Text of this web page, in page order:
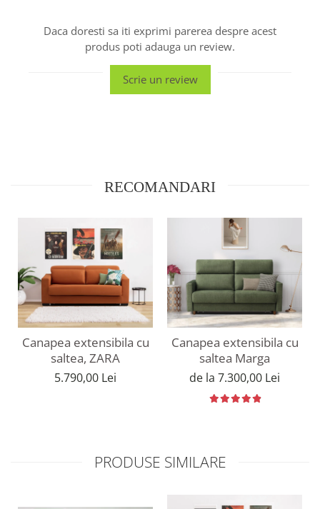
Daca doresti sa iti exprimi parerea despre acest
produs poti adauga un review.
Scrie un review
RECOMANDARI
Canapea extensibila cu
saltea, ZARA
5.790,00 Lei
Canapea extensibila cu
saltea Marga
de la 7.300,00 Lei
PRODUSE SIMILARE